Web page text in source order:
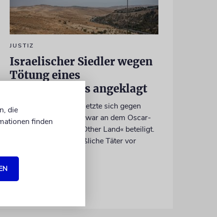
JUSTIZ
Israelischer Siedler wegen
Tötung eines
Palästinensers angeklagt
Der getötete Aktivist setzte sich gegen
Siedlergewalt ein und war an dem Oscar-
prämierten Film »No Other Land« beteiligt.
Jetzt steht der mutmaßliche Täter vor
die
finden